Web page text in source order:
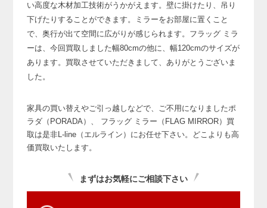
い高度な木材加工技術がうかがえます。 壁に掛けたり、吊り
下げたりすることができます。
ミラーをお部屋に置くこと
で、奥行が出て空間に広がりが感じられます。 フラッグ ミラ
ーは、今回買取しました幅80cmの他に、幅120cmのサイズが
あります。 買取させていただきまして、ありがとうございま
した。
家具の買い替えやご引っ越しなどで、ご不用になりましたポ
ラダ（PORADA）、
フラッグ ミラー（FLAG MIRROR）買
取は是非L-line（エルライン）にお任せ下さい。どこよりも高
価買取いたします。
まずはお気軽にご相談下さい